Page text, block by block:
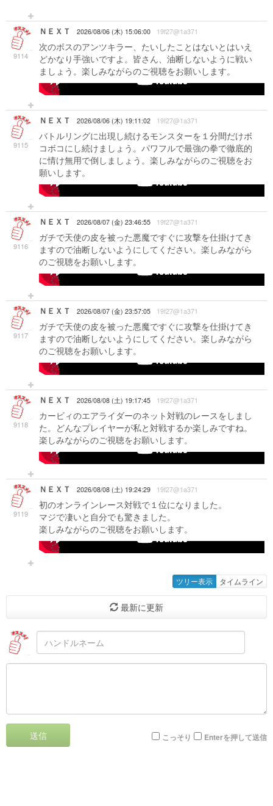
9114
ＮＥＸＴ 2026/08/06 (木) 15:06:00 19f27@1a371
次のボスのアンツキラー、たいしたことはないとはいえ
どかなり手強いですよ。皆さん、油断しないように戦い
ましょう。楽しみながらのご視聴をお願いします。
-->
9115
ＮＥＸＴ 2026/08/06 (木) 19:11:02 19f27@1a371
バトルリングに出現し続けるモンスターを１分間だけボ
コボコにし続けましょう。パワフルで最強の拳で徹底的
に情け無用で倒しましょう。楽しみながらのご視聴をお
願いします。
-->
9116
ＮＥＸＴ 2026/08/07 (金) 23:46:55 19f27@1a371
ガチで天使の皮を被った悪魔ですぐに攻撃を仕掛けてき
ますので油断しないようにしてください。楽しみながら
のご視聴をお願いします。
-->
9117
ＮＥＸＴ 2026/08/07 (金) 23:57:05 19f27@1a371
ガチで天使の皮を被った悪魔ですぐに攻撃を仕掛けてき
ますので油断しないようにしてください。楽しみながら
のご視聴をお願いします。
-->
9118
ＮＥＸＴ 2026/08/08 (土) 19:17:45 19f27@1a371
カービィのエアライダーのネット対戦のレースをしまし
た。どんなプレイヤーが私と対戦するか楽しみですね。
楽しみながらのご視聴をお願いします。
-->
9119
ＮＥＸＴ 2026/08/08 (土) 19:24:29 19f27@1a371
初のオンラインレース対戦で１位になりました。
マジで凄いと自分でも驚きました。
楽しみながらのご視聴をお願いします。
-->
ツリー表示 タイムライン
最新に更新
送信 こっそり Enterを押して送信